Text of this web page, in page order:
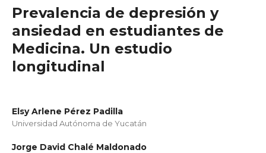
Prevalencia de depresión y
ansiedad en estudiantes de
Medicina. Un estudio
longitudinal
Elsy Arlene Pérez Padilla
Universidad Autónoma de Yucatán
Jorge David Chalé Maldonado